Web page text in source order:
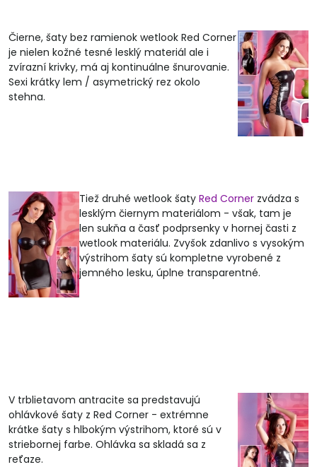
Čierne, šaty bez ramienok wetlook Red Corner
je nielen kožné tesné lesklý materiál ale i
zvírazní krivky, má aj kontinuálne šnurovanie.
Sexi krátky lem / asymetrický rez okolo
stehna.
Tiež druhé wetlook šaty Red Corner zvádza s
lesklým čiernym materiálom - však, tam je
len sukňa a časť podprsenky v hornej časti z
wetlook materiálu. Zvyšok zdanlivo s vysokým
výstrihom šaty sú kompletne vyrobené z
jemného lesku, úplne transparentné.
V trblietavom antracite sa predstavujú
ohlávkové šaty z Red Corner - extrémne
krátke šaty s hlbokým výstrihom, ktoré sú v
striebornej farbe. Ohlávka sa skladá sa z
reťaze.